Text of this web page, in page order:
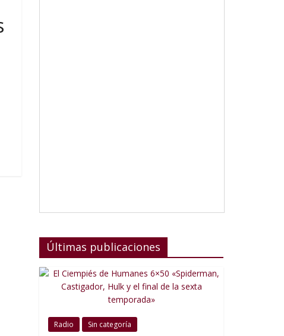
Últimas publicaciones
Radio Sin categoría